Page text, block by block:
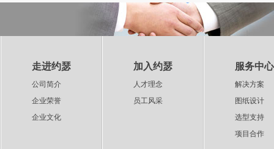
走进约瑟
公司简介
企业荣誉
企业文化
加入约瑟
人才理念
员工风采
服务中心
解决方案
图纸设计
选型支持
项目合作